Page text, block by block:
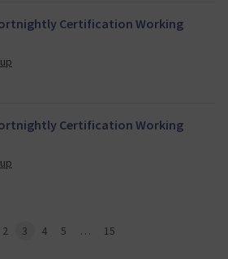
Certification Working
Certification Working
2 3 4 5 … 15